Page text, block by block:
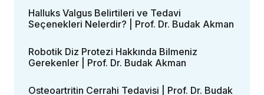
Halluks Valgus Belirtileri ve Tedavi
Seçenekleri Nelerdir? | Prof. Dr. Budak Akman
Robotik Diz Protezi Hakkında Bilmeniz
Gerekenler | Prof. Dr. Budak Akman
Osteoartritin Cerrahi Tedavisi | Prof. Dr. Budak